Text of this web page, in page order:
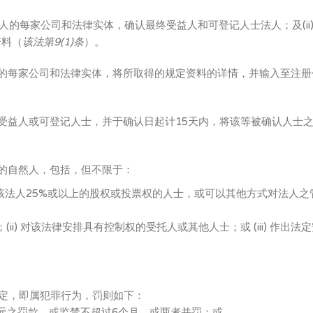
每家公司和法律实体，确认最终受益人和可登记人士法人；及
（该法第9(1)条）。
家公司和法律实体，将所取得的规定资料的详情，并输入至注
人或可登记人士，并于确认日起计15天内，将该等被确认人士
自然人，包括，但不限于：
人25%或以上的股权或投票权的人士，或可以其他方式对法人之
对该法律安排具有控制权的受托人或其他人士；或 (iii) 作出法
，即属犯罪行为，罚则如下：